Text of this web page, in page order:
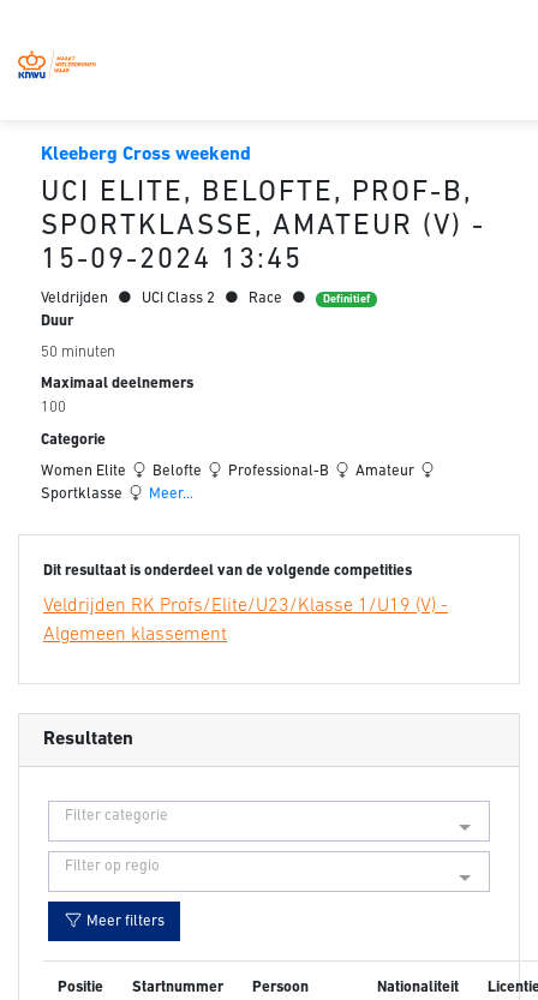
Kleeberg Cross weekend
UCI ELITE, BELOFTE, PROF-B,
SPORTKLASSE, AMATEUR (V) -
15-09-2024 13:45
Veldrijden ● UCI Class 2 ● Race ● Definitief
Duur
50 minuten
Maximaal deelnemers
100
Categorie
Women Elite
Belofte Professional-B
Amateur
Sportklasse
Meer...
Dit resultaat is onderdeel van de volgende competities
Veldrijden RK Profs/Elite/U23/Klasse 1/U19 (V) -
Algemeen klassement
Resultaten
Filter categorie
Filter op regio
Meer filters
Positie Startnummer Persoon Nationaliteit